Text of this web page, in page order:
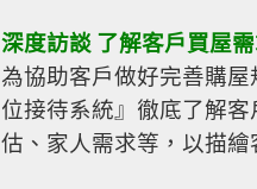
深度訪談 了解客戶買屋
為協助客戶做好完善購
位接待系統』徹底了解
估、家人需求等，以描